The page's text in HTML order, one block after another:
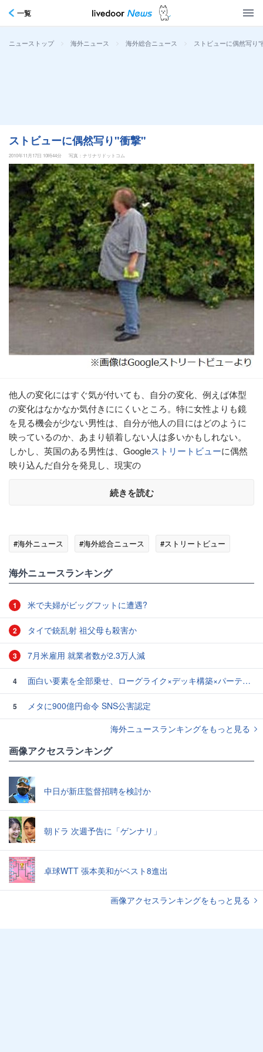
一覧
ニューストップ > 海外ニュース > 海外総合ニュース > ストビューに偶然写り"
ストビューに偶然写り"衝撃"
2010年11月17日 10時44分 写真：ナリナリドットコム
他人の変化にはすぐ気が付いても、自分の変化、例えば体型
の変化はなかなか気付きににくいところ。特に女性よりも鏡
を見る機会が少ない男性は、自分が他人の目にはどのように
映っているのか、あまり頓着しない人は多いかもしれない。
しかし、英国のある男性は、Googleストリートビューに偶然
映り込んだ自分を発見し、現実の
続きを読む
#海外ニュース #海外総合ニュース #ストリートビュー
海外ニュースランキング
1 米で夫婦がビッグフットに遭遇?
2 タイで銃乱射 祖父母も殺害か
3 7月米雇用 就業者数が2.3万人減
4 面白い要素を全部乗せ、ローグライク×デッキ構築×パーティ制RPGの「Chrono Ark」を遊んでみた
5
メタに900億円命令 SNS公害認定
海外ニュースランキングをもっと見る
画像アクセスランキング
中日が新庄監督招聘を検討か
朝ドラ 次週予告に「ゲンナリ」
卓球WTT 張本美和がベスト8進出
画像アクセスランキングをもっと見る